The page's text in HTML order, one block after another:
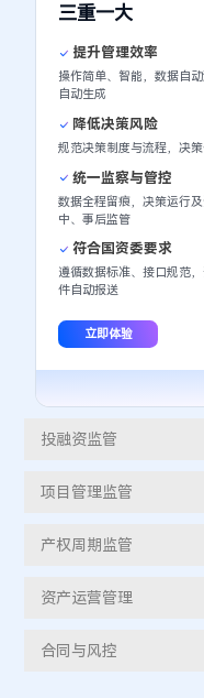
三重一大
提升管理效率
操作简单、智能，数据自
自动生成
降低决策风险
规范决策制度与流程，决
统一监察与管控
数据全程留痕，决策运行
中、事后监管
符合国资委要求
遵循数据标准、接口规范
件自动报送
立即体验
投融资监管
项目管理监管
产权周期监管
资产运营管理
合同与风控